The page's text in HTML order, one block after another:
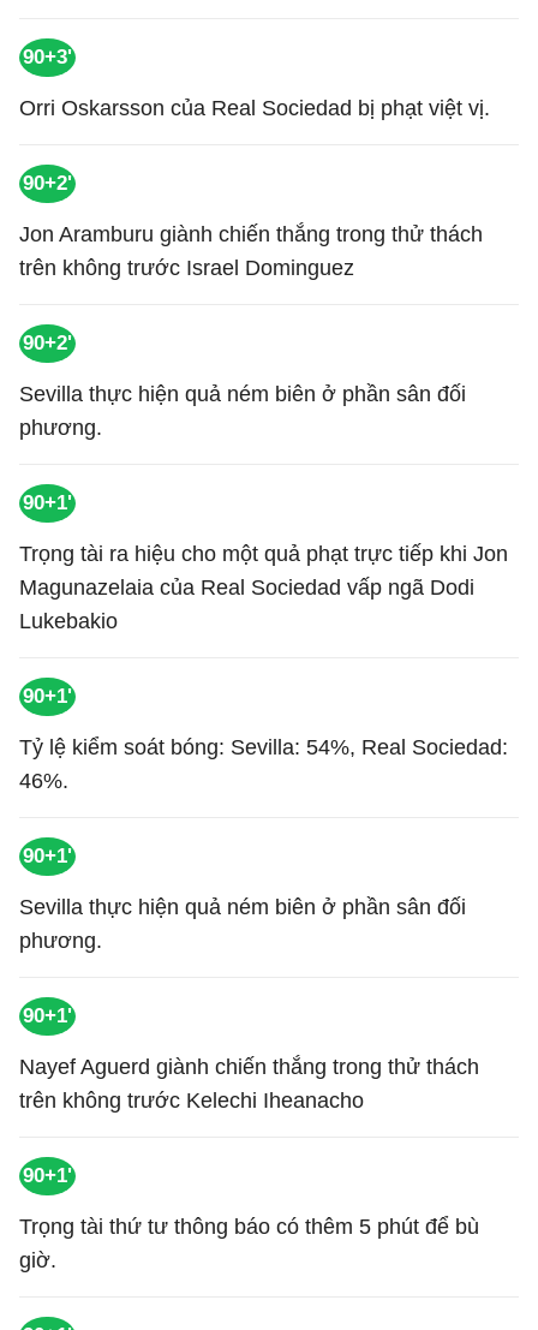
90+3'
Orri Oskarsson của Real Sociedad bị phạt việt vị.
90+2'
Jon Aramburu giành chiến thắng trong thử thách
trên không trước Israel Dominguez
90+2'
Sevilla thực hiện quả ném biên ở phần sân đối
phương.
90+1'
Trọng tài ra hiệu cho một quả phạt trực tiếp khi Jon
Magunazelaia của Real Sociedad vấp ngã Dodi
Lukebakio
90+1'
Tỷ lệ kiểm soát bóng: Sevilla: 54%, Real Sociedad:
46%.
90+1'
Sevilla thực hiện quả ném biên ở phần sân đối
phương.
90+1'
Nayef Aguerd giành chiến thắng trong thử thách
trên không trước Kelechi Iheanacho
90+1'
Trọng tài thứ tư thông báo có thêm 5 phút để bù
giờ.